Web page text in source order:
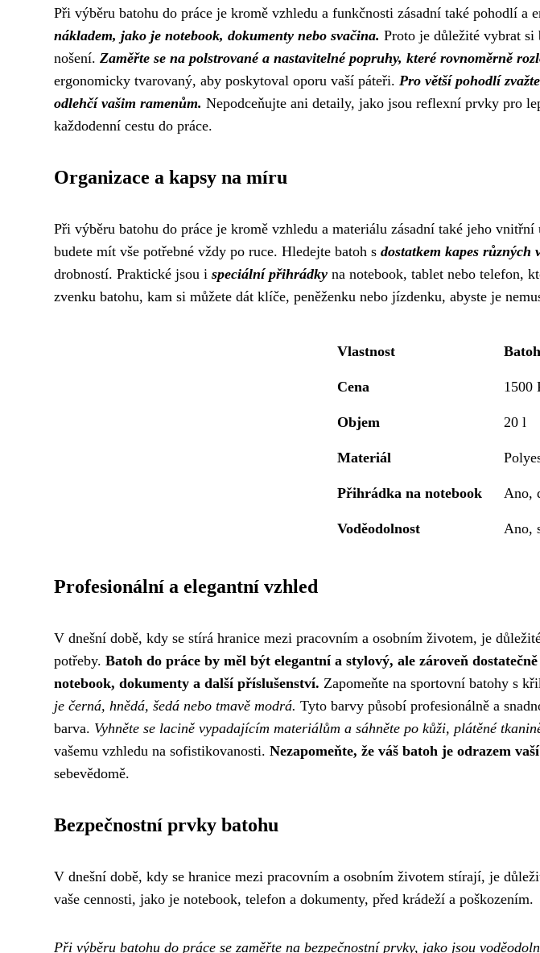
Při výběru batohu do práce je kromě vzhledu a funkčnosti zásadní také pohodlí a
nákladem, jako je notebook, dokumenty nebo svačina. Proto je důležité vybrat si
nošení. Zaměřte se na polstrované a nastavitelné popruhy, které rovnoměrně
ergonomicky tvarovaný, aby poskytoval oporu vaší páteři. Pro větší pohodlí
odlehčí vašim ramenům. Nepodceňujte ani detaily, jako jsou reflexní prvky pro
každodenní cestu do práce.
Organizace a kapsy na míru
Při výběru batohu do práce je kromě vzhledu a materiálu zásadní také jeho vnitřní
budete mít vše potřebné vždy po ruce. Hledejte batoh s dostatkem kapes různých
drobností. Praktické jsou i speciální přihrádky na notebook, tablet nebo telefon,
zvenku batohu, kam si můžete dát klíče, peněženku nebo jízdenku, abyste je
Vlastnost
Cena 1500
Objem 20 l
Materiál
Přihrádka na notebook Ano,
Voděodolnost Ano,
Profesionální a elegantní vzhled
V dnešní době, kdy se stírá hranice mezi pracovním a osobním životem, je
potřeby. Batoh do práce by měl být elegantní a stylový, ale zároveň
notebook, dokumenty a další příslušenství. Zapomeňte na sportovní batohy s
je černá, hnědá, šedá nebo tmavě modrá. Tyto barvy působí profesionálně a
barva. Vyhněte se lacině vypadajícím materiálům a sáhněte po kůži, plátěné
vašemu vzhledu na sofistikovanosti. Nezapomeňte, že váš batoh je odrazem
sebevědomě.
Bezpečnostní prvky batohu
V dnešní době, kdy se hranice mezi pracovním a osobním životem stírají, je
vaše cennosti, jako je notebook, telefon a dokumenty, před krádeží a poškozením.
Při výběru batohu do práce se zaměřte na bezpečnostní prvky, jako jsou